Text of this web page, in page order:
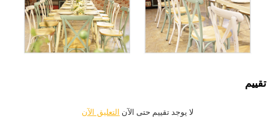
تقييم
لا يوجد تقييم حتى الآن التعليق الآن